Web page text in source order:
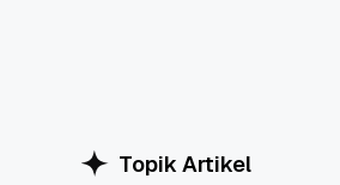
Topik Artikel